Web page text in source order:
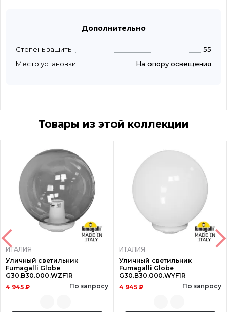
Дополнительно
Степень защиты
55
Место установки
На опору освещения
Товары из этой коллекции
ИТАЛИЯ
Уличный светильник
Fumagalli Globe
G30.B30.000.WZF1R
4 945 ₽
По запросу
ИТАЛИЯ
Уличный светильник
Fumagalli Globe
G30.B30.000.WYF1R
4 945 ₽
По запросу